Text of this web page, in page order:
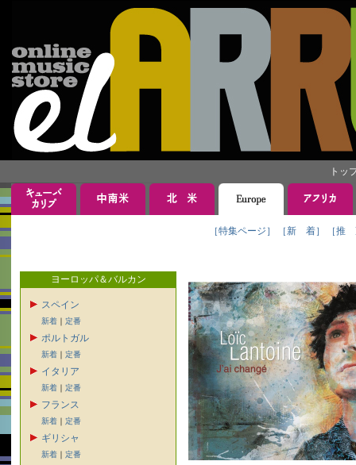
トッ
［特集ページ］ ［新 着］ ［推
ヨーロッパ＆バルカン
スペイン
新着 ｜ 定番
ポルトガル
新着 ｜ 定番
イタリア
新着 ｜ 定番
フランス
新着 ｜ 定番
ギリシャ
新着 ｜ 定番